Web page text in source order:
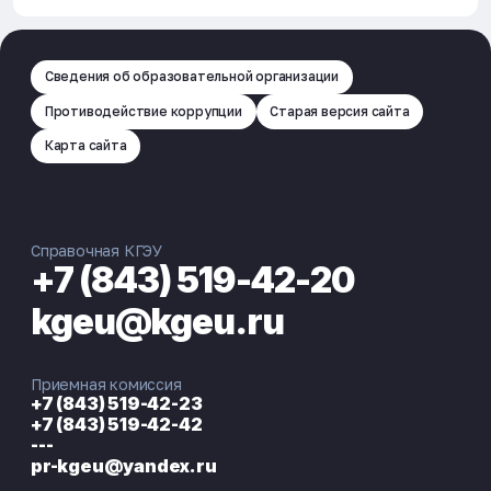
Сведения об образовательной организации
Противодействие коррупции Старая версия сайта
Карта сайта
Справочная КГЭУ
+7 (843) 519-42-20
kgeu@kgeu.ru
Приемная комиссия
+7 (843) 519-42-23
+7 (843) 519-42-42
---
pr-kgeu@yandex.ru